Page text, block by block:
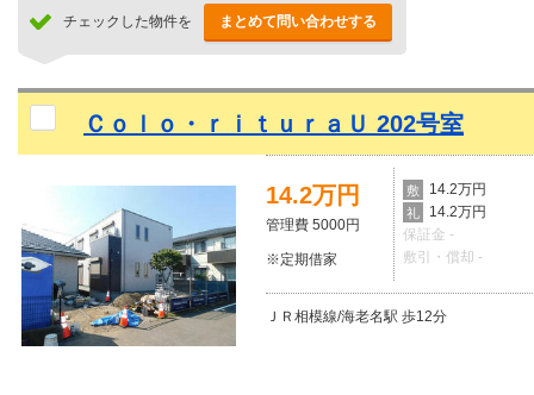
チェックした物件を まとめて問い合わせする
Ｃｏｌｏ・ｒｉｔｕｒａＵ 202号室
14.2万円
管理費 5000円
※定期借家
敷 14.2万円
礼
14.2万円
保証金 -
敷引・償却 -
ＪＲ相模線/海老名駅 歩12分